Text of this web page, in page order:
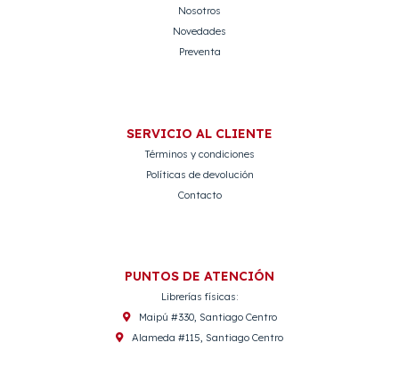
Nosotros
Novedades
Preventa
SERVICIO AL CLIENTE
Términos y condiciones
Políticas de devolución
Contacto
PUNTOS DE ATENCIÓN
Librerías físicas:
Maipú #330, Santiago Centro
Alameda #115, Santiago Centro